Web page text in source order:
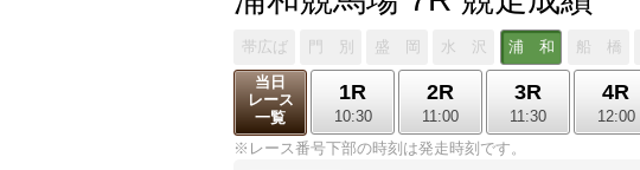
帯広ば 門 別 盛 岡 水 沢 浦 和 船 橋
当日
レース
一覧
1R
10:30
2R
11:00
3R
11:30
4R
12:00
※レース番号下部の時刻は発走時刻です。